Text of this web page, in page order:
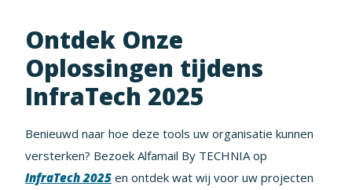
Ontdek Onze
Oplossingen tijdens
InfraTech 2025
Benieuwd naar hoe deze tools uw organisatie kunnen
versterken? Bezoek Alfamail By TECHNIA op
InfraTech 2025 en ontdek wat wij voor uw projecten